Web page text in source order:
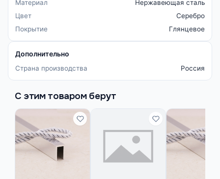
Материал
Нержавеющая сталь
Цвет
Серебро
Покрытие
Глянцевое
Дополнительно
Страна производства Россия
С этим товаром берут